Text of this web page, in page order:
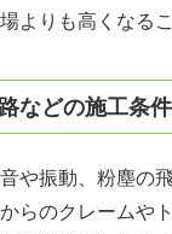
よりも高くなる
などの施工条件
や振動、粉塵の
らのクレームや